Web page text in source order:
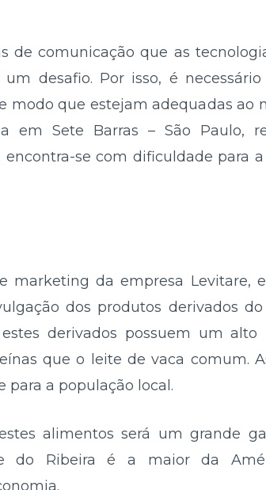
de comunicação que as
desafio. Por isso, é
modo que estejam adequadas ao
em Sete Barras – São Paulo,
se com dificuldade para
marketing da empresa Levitare,
dos produtos derivados
derivados possuem um
que o leite de vaca comum.
para a população local.
alimentos será um grande
do Ribeira é a maior da